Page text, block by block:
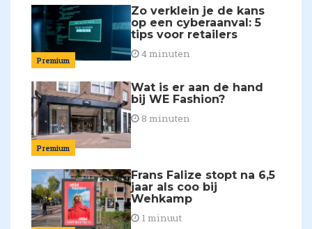
Premium
Zo verklein je de kans
op een cyberaanval: 5
tips voor retailers
4 minuten
Premium
Wat is er aan de hand
bij WE Fashion?
8 minuten
Frans Falize stopt na 6,5
jaar als coo bij
Wehkamp
1 minuut